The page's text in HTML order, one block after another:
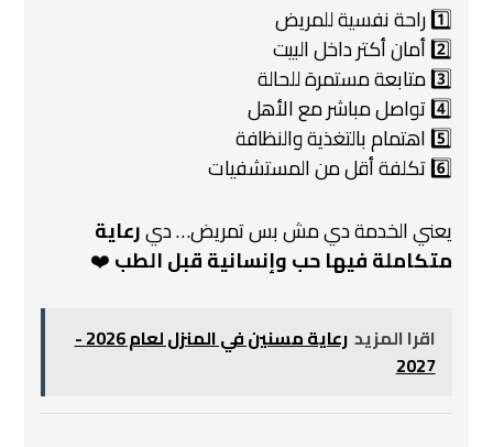
1️⃣ راحة نفسية للمريض
2️⃣ أمان أكتر داخل البيت
3️⃣ متابعة مستمرة للحالة
4️⃣ تواصل مباشر مع الأهل
5️⃣ اهتمام بالتغذية والنظافة
6️⃣ تكلفة أقل من المستشفيات
يعني الخدمة دي مش بس تمريض…ديرعاية
متكاملة فيها حب وإنسانية قبل الطب❤️
اقرا المزيد
رعاية مسنين في المنزل لعام 2026 -
2027